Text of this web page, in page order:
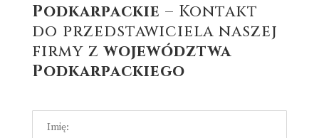
Podkarpackie – Kontakt
do przedstawiciela naszej
firmy zwojewództwa
Podkarpackiego